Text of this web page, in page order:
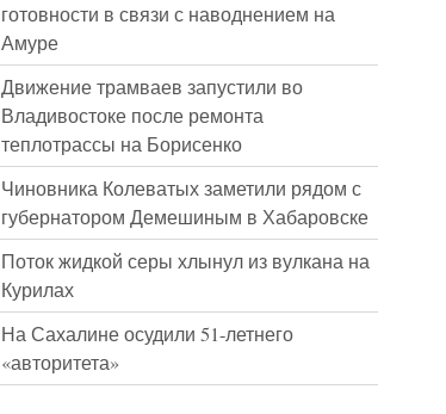
готовности в связи с наводнением на
Амуре
Движение трамваев запустили во
Владивостоке после ремонта
теплотрассы на Борисенко
Чиновника Колеватых заметили рядом с
губернатором Демешиным в Хабаровске
Поток жидкой серы хлынул из вулкана на
Курилах
На Сахалине осудили 51-летнего
«авторитета»